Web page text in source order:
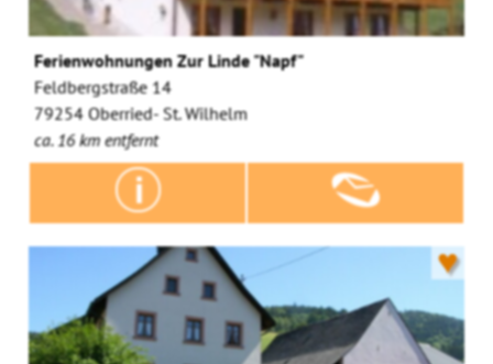
Ferienwohnungen Zur Linde "Napf"
Feldbergstraße 14
79254 Oberried- St. Wilhelm
ca. 16 km entfernt
♥